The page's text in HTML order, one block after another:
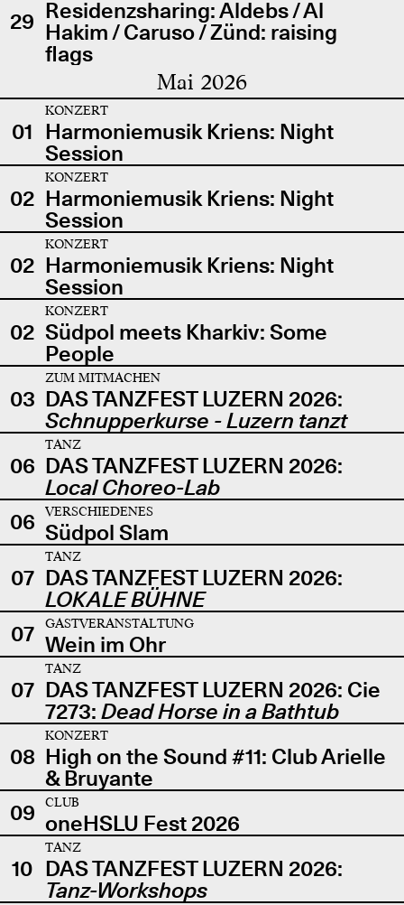
29 Residenzsharing: Aldebs / Al
Hakim / Caruso / Zünd: raising
flags
Mai 2026
01
KONZERT
Harmoniemusik Kriens: Night
Session
02
KONZERT
Harmoniemusik Kriens: Night
Session
02
KONZERT
Harmoniemusik Kriens: Night
Session
02
KONZERT
Südpol meets Kharkiv: Some
People
03
ZUM MITMACHEN
DAS TANZFEST LUZERN 2026:
Schnupperkurse - Luzern tanzt
06
TANZ
DAS TANZFEST LUZERN 2026:
Local Choreo-Lab
06
VERSCHIEDENES
Südpol Slam
07
TANZ
DAS TANZFEST LUZERN 2026:
LOKALE BÜHNE
07
GASTVERANSTALTUNG
Wein im Ohr
07
TANZ
DAS TANZFEST LUZERN 2026: Cie
7273: Dead Horse in a Bathtub
08
KONZERT
High on the Sound #11: Club Arielle
& Bruyante
09
CLUB
oneHSLU Fest 2026
10
TANZ
DAS TANZFEST LUZERN 2026:
Tanz-Workshops